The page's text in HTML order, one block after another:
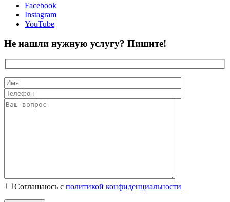
Facebook
Instagram
YouTube
Не нашли нужную услугу? Пишите!
Соглашаюсь с политикой конфиденциальности